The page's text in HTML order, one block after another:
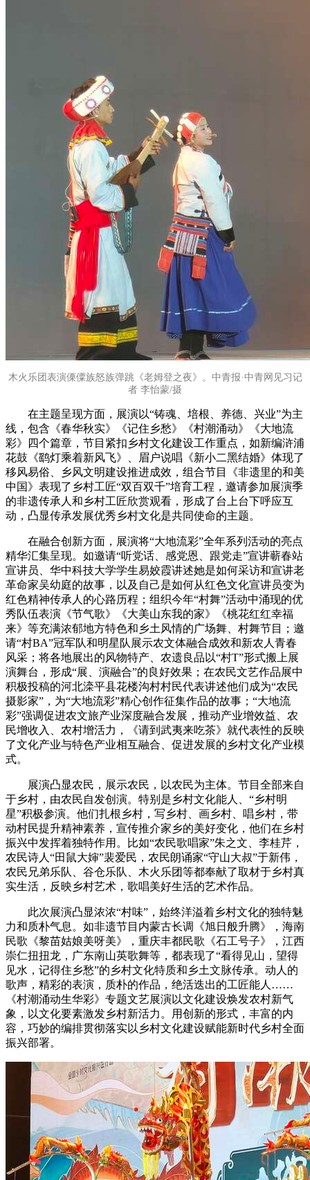
木火乐团表演傈僳族怒族弹跳《老姆登之夜》。中青报·中青网见习记
者 李怡蒙/摄
在主题呈现方面，展演以“铸魂、培根、养德、兴业”为主
线，包含《春华秋实》《记住乡愁》《村潮涌动》《大地流
彩》四个篇章，节目紧扣乡村文化建设工作重点，如新编浒浦
花鼓《鹞灯乘着新风飞》、眉户说唱《新小二黑结婚》体现了
移风易俗、乡风文明建设推进成效，组合节目《非遗里的和美
中国》表现了乡村工匠“双百双千”培育工程，邀请参加展演季
的非遗传承人和乡村工匠欣赏观看，形成了台上台下呼应互
动，凸显传承发展优秀乡村文化是共同使命的主题。
在融合创新方面，展演将“大地流彩”全年系列活动的亮点
精华汇集呈现。如邀请“听党话、感党恩、跟党走”宣讲蕲春站
宣讲员、华中科技大学学生易姣霞讲述她是如何采访和宣讲老
革命家吴幼庭的故事，以及自己是如何从红色文化宣讲员变为
红色精神传承人的心路历程；组织今年“村舞”活动中涌现的优
秀队伍表演《节气歌》《大美山东我的家》《桃花红红幸福
来》等充满浓郁地方特色和乡土风情的广场舞、村舞节目；邀
请“村BA”冠军队和明星队展示农文体融合成效和新农人青春
风采；将各地展出的风物特产、农遗良品以“村T”形式搬上展
演舞台，形成“展、演融合”的良好效果；在农民文艺作品展中
积极投稿的河北滦平县花楼沟村村民代表讲述他们成为“农民
摄影家”，为“大地流彩”精心创作征集作品的故事；“大地流
彩”强调促进农文旅产业深度融合发展，推动产业增效益、农
民增收入、农村增活力，《请到武夷来吃茶》就代表性的反映
了文化产业与特色产业相互融合、促进发展的乡村文化产业模
式。
展演凸显农民，展示农民，以农民为主体。节目全部来自
于乡村，由农民自发创演。特别是乡村文化能人、“乡村明
星”积极参演。他们扎根乡村，写乡村、画乡村、唱乡村，带
动村民提升精神素养，宣传推介家乡的美好变化，他们在乡村
振兴中发挥着独特作用。比如“农民歌唱家”朱之文、李桂芹，
农民诗人“田鼠大婶”裴爱民，农民朗诵家“守山大叔”于新伟，
农民兄弟乐队、谷仓乐队、木火乐团等都奉献了取材于乡村真
实生活，反映乡村艺术，歌唱美好生活的艺术作品。
此次展演凸显浓浓“村味”，始终洋溢着乡村文化的独特魅
力和质朴气息。如非遗节目内蒙古长调《旭日般升腾》，海南
民歌《黎苗姑娘美呀美》，重庆丰都民歌《石工号子》，江西
崇仁扭扭龙，广东南山英歌舞等，都表现了“看得见山，望得
见水，记得住乡愁”的乡村文化特质和乡土文脉传承。动人的
歌声，精彩的表演，质朴的作品，绝活迭出的工匠能人……
《村潮涌动生华彩》专题文艺展演以文化建设焕发农村新气
象，以文化要素激发乡村新活力。用创新的形式，丰富的内
容，巧妙的编排贯彻落实以乡村文化建设赋能新时代乡村全面
振兴部署。